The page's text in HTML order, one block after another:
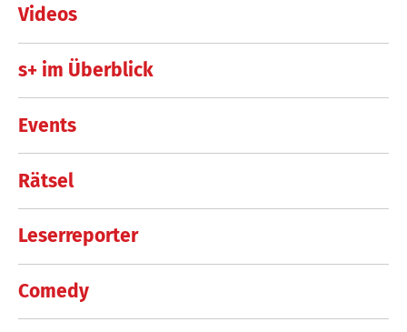
Videos
s+ im Überblick
Events
Rätsel
Leserreporter
Comedy